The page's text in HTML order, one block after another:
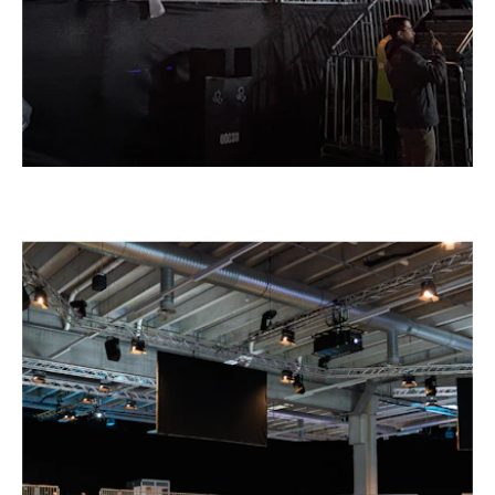
BTS WORLD TOUR, CITTÀ DEL MESSICO
–